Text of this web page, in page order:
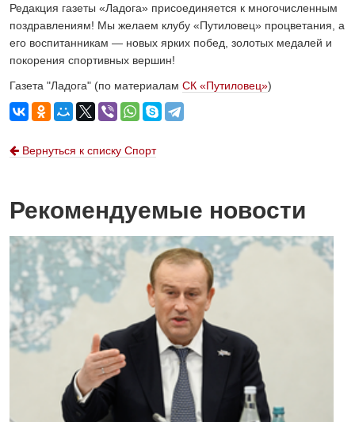
Редакция газеты «Ладога» присоединяется к многочисленным
поздравлениям! Мы желаем клубу «Путиловец» процветания, а
его воспитанникам — новых ярких побед, золотых медалей и
покорения спортивных вершин!
Газета "Ладога" (по материалам СК «Путиловец»)
Вернуться к списку Спорт
Рекомендуемые новости